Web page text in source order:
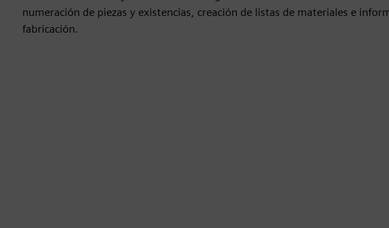
numeración de piezas y existencias, creación de listas de materiales e
fabricación.